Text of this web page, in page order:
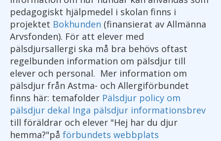
pedagogiskt hjälpmedel i skolan finns i
projektet Bokhunden (finansierat av Allmänna
Arvsfonden). För att elever med
pälsdjursallergi ska må bra behövs oftast
regelbunden information om pälsdjur till
elever och personal. Mer information om
pälsdjur från Astma- och Allergiförbundet
finns här: temafolder Pälsdjur policy om
pälsdjur dekal Inga pälsdjur informationsbrev
till föräldrar och elever "Hej har du djur
hemma?"på förbundets webbplats